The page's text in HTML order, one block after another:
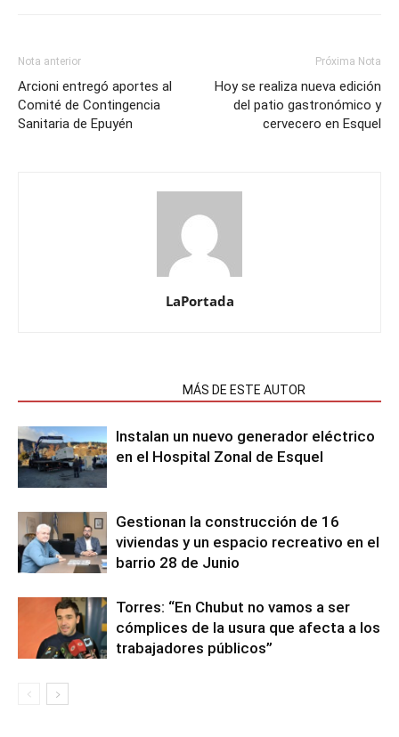
Nota anterior
Arcioni entregó aportes al
Comité de Contingencia
Sanitaria de Epuyén
Próxima Nota
Hoy se realiza nueva edición
del patio gastronómico y
cervecero en Esquel
LaPortada
MÁS DE ESTE AUTOR
Instalan un nuevo generador eléctrico
en el Hospital Zonal de Esquel
Gestionan la construcción de 16
viviendas y un espacio recreativo en el
barrio 28 de Junio
Torres: “En Chubut no vamos a ser
cómplices de la usura que afecta a los
trabajadores públicos”